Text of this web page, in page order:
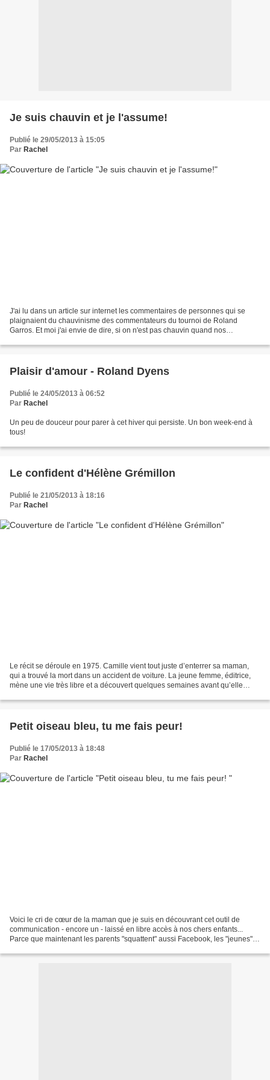
Je suis chauvin et je l'assume!
Publié le 29/05/2013 à 15:05
Par Rachel
J'ai lu dans un article sur internet les commentaires de personnes qui se
plaignaient du chauvinisme des commentateurs du tournoi de Roland
Garros. Et moi j'ai envie de dire, si on n'est pas chauvin quand nos
Plaisir d'amour - Roland Dyens
Publié le 24/05/2013 à 06:52
Par Rachel
Un peu de douceur pour parer à cet hiver qui persiste. Un bon week-end à
tous!
Le confident d'Hélène Grémillon
Publié le 21/05/2013 à 18:16
Par Rachel
Le récit se déroule en 1975. Camille vient tout juste d’enterrer sa maman,
qui a trouvé la mort dans un accident de voiture. La jeune femme, éditrice,
mène une vie très libre et a découvert quelques semaines avant qu’elle
Petit oiseau bleu, tu me fais peur!
Publié le 17/05/2013 à 18:48
Par Rachel
Voici le cri de cœur de la maman que je suis en découvrant cet outil de
communication - encore un - laissé en libre accès à nos chers enfants...
Parce que maintenant les parents "squattent" aussi Facebook, les "jeunes"